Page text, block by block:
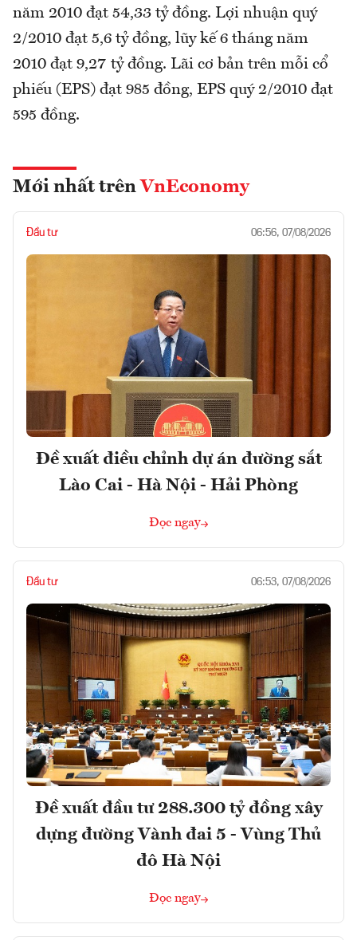
năm 2010 đạt 54,33 tỷ đồng. Lợi nhuận quý
2/2010 đạt 5,6 tỷ đồng, lũy kế 6 tháng năm
2010 đạt 9,27 tỷ đồng. Lãi cơ bản trên mỗi cổ
phiếu (EPS) đạt 985 đồng, EPS quý 2/2010 đạt
595 đồng.
Mới nhất trên VnEconomy
Đầu tư 06:56, 07/08/2026
Đề xuất điều chỉnh dự án đường sắt
Lào Cai - Hà Nội - Hải Phòng
Đọc ngay
Đầu tư 06:53, 07/08/2026
Đề xuất đầu tư 288.300 tỷ đồng xây
dựng đường Vành đai 5 - Vùng Thủ
đô Hà Nội
Đọc ngay